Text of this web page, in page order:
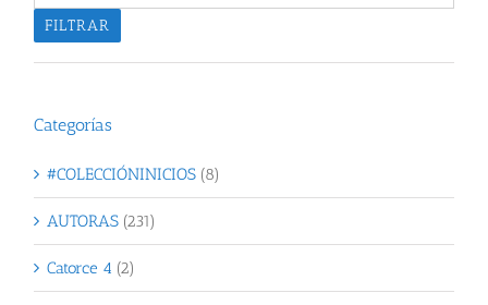
máximo
FILTRAR
Categorías
#COLECCIÓNINICIOS (8)
AUTORAS (231)
Catorce 4 (2)